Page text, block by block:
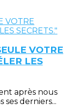
VOTRE
LES
après nous
derniers...